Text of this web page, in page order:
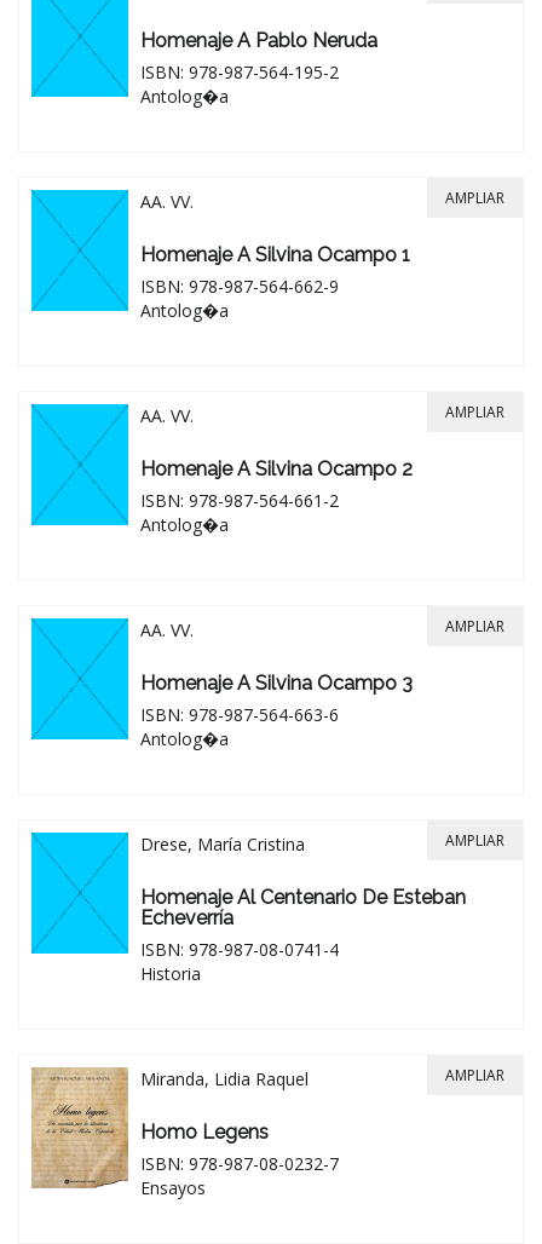
Homenaje A Pablo Neruda
ISBN: 978-987-564-195-2
Antolog�a
AA. VV.
Homenaje A Silvina Ocampo 1
ISBN: 978-987-564-662-9
Antolog�a
AMPLIAR
AA. VV.
Homenaje A Silvina Ocampo 2
ISBN: 978-987-564-661-2
Antolog�a
AMPLIAR
AA. VV.
Homenaje A Silvina Ocampo 3
ISBN: 978-987-564-663-6
Antolog�a
AMPLIAR
Drese, María Cristina
Homenaje Al Centenario De Esteban
Echeverría
ISBN: 978-987-08-0741-4
Historia
AMPLIAR
Miranda, Lidia Raquel
Homo Legens
ISBN: 978-987-08-0232-7
Ensayos
AMPLIAR